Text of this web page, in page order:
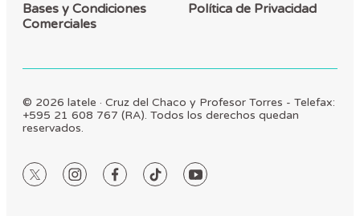
Bases y Condiciones
Comerciales
Política de Privacidad
© 2026 latele · Cruz del Chaco y Profesor Torres - Telefax:
+595 21 608 767 (RA). Todos los derechos quedan
reservados.
twitterinstagramfacebooktiktokyoutube